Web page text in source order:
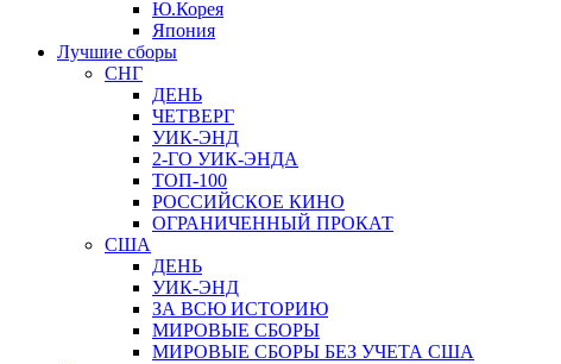
Ю.Корея
Япония
Лучшие сборы
СНГ
ДЕНЬ
ЧЕТВЕРГ
УИК-ЭНД
2-ГО УИК-ЭНДА
ТОП-100
РОССИЙСКОЕ КИНО
ОГРАНИЧЕННЫЙ ПРОКАТ
США
ДЕНЬ
УИК-ЭНД
ЗА ВСЮ ИСТОРИЮ
МИРОВЫЕ СБОРЫ
МИРОВЫЕ СБОРЫ БЕЗ УЧЕТА США